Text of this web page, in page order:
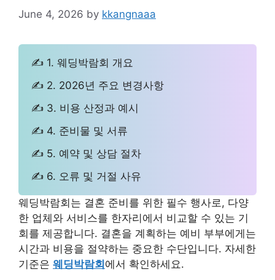
June 4, 2026 by kkangnaaa
✍ 1. 웨딩박람회 개요
✍ 2. 2026년 주요 변경사항
✍ 3. 비용 산정과 예시
✍ 4. 준비물 및 서류
✍ 5. 예약 및 상담 절차
✍ 6. 오류 및 거절 사유
웨딩박람회는 결혼 준비를 위한 필수 행사로, 다양
한 업체와 서비스를 한자리에서 비교할 수 있는 기
회를 제공합니다. 결혼을 계획하는 예비 부부에게는
시간과 비용을 절약하는 중요한 수단입니다. 자세한
기준은 웨딩박람회 에서 확인하세요.